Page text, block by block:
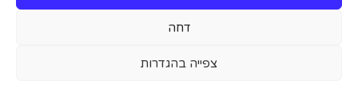
דחה
צפייה בהגדרות